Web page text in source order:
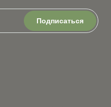
Подписаться